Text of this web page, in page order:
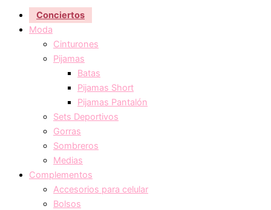
Conciertos
Moda
Cinturones
Pijamas
Batas
Pijamas Short
Pijamas Pantalón
Sets Deportivos
Gorras
Sombreros
Medias
Complementos
Accesorios para celular
Bolsos